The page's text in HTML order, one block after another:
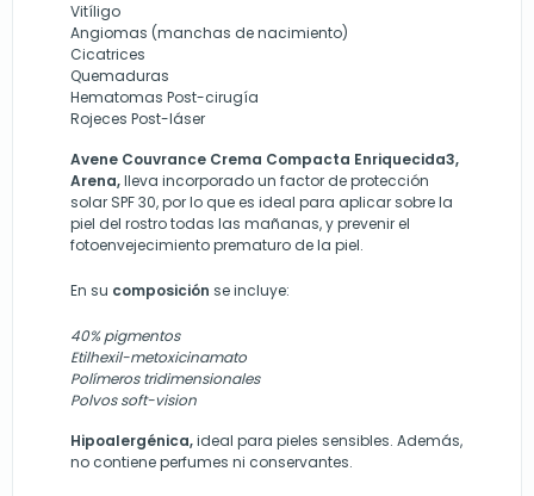
Vitíligo
Angiomas (manchas de nacimiento)
Cicatrices
Quemaduras
Hematomas Post-cirugía
Rojeces Post-láser
Avene Couvrance Crema Compacta Enriquecida3,
Arena,lleva incorporado un factor de protección
solar SPF 30, por lo que es ideal para aplicar sobre la
piel del rostro todas las mañanas, y prevenir el
fotoenvejecimiento prematuro de la piel.
En su composición se incluye:
40% pigmentos
Etilhexil-metoxicinamato
Polímeros tridimensionales
Polvos soft-vision
Hipoalergénica,ideal para pieles sensibles. Además,
no contiene perfumes ni conservantes.